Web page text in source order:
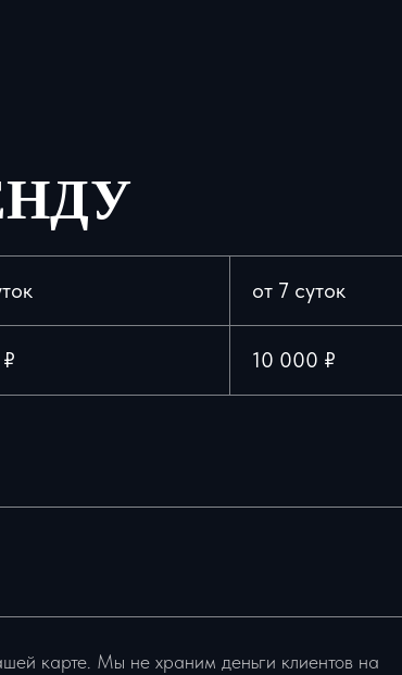
от 7 суток
10 000 ₽
карте. Мы не храним деньги клиентов на